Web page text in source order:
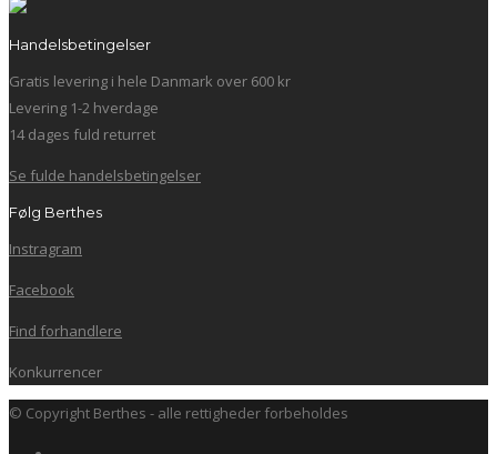
Handelsbetingelser
Gratis levering i hele Danmark over 600 kr
Levering 1-2 hverdage
14 dages fuld returret
Se fulde handelsbetingelser
Følg Berthes
Instragram
Facebook
Find forhandlere
Konkurrencer
© Copyright Berthes - alle rettigheder forbeholdes